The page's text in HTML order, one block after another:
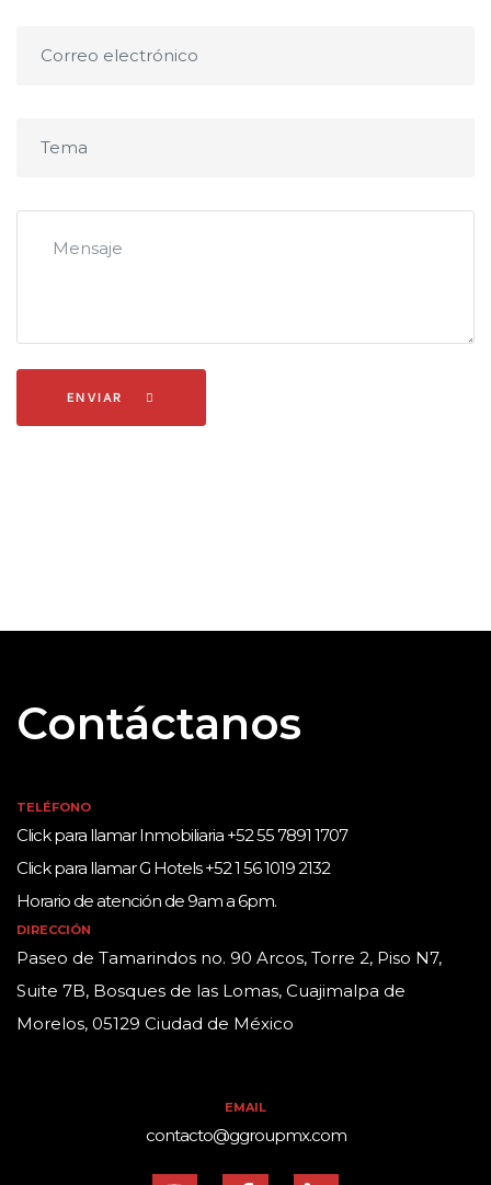
ENVIAR
Contáctanos
TELÉFONO
Click para llamar Inmobiliaria +52 55 7891 1707
Click para llamar G Hotels +52 1 56 1019 2132
Horario de atención de 9am a 6pm.
DIRECCIÓN
Paseo de Tamarindos no. 90 Arcos, Torre 2, Piso N7,
Suite 7B, Bosques de las Lomas, Cuajimalpa de
Morelos, 05129 Ciudad de México
EMAIL
contacto@ggroupmx.com